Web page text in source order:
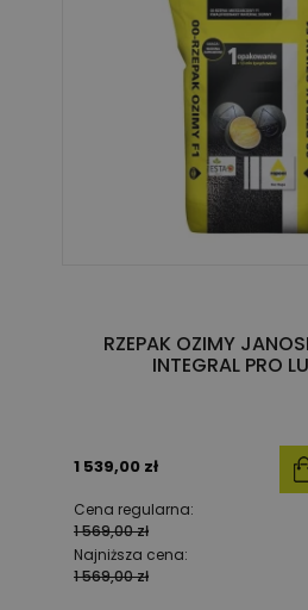
RZEPAK OZIMY
INTEGRAL PRO
1 539,00 zł
Cena regularna:
1 569,00 zł
Najniższa cena:
1 569,00 zł